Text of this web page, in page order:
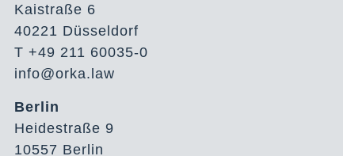
Kaistraße 6
40221 Düsseldorf
T +49 211 60035-0
info@orka.law
Berlin
Heidestraße 9
10557 Berlin